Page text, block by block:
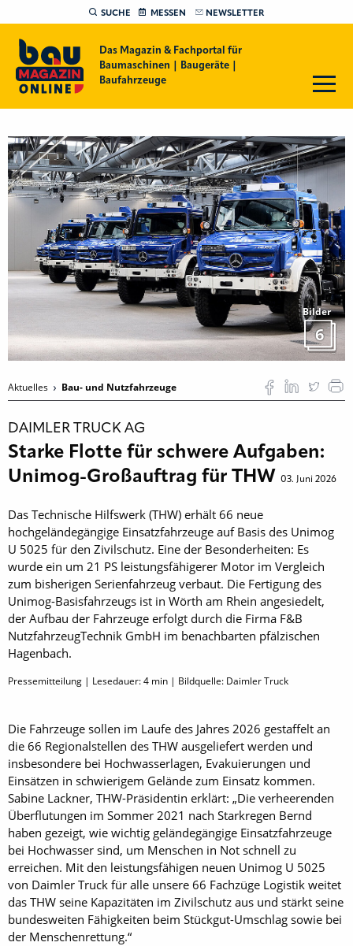
SUCHE MESSEN NEWSLETTER
Das Magazin & Fachportal für
Baumaschinen | Baugeräte |
Baufahrzeuge
Bilder
6
Aktuelles Bau- und Nutzfahrzeuge
DAIMLER TRUCK AG
Starke Flotte für schwere Aufgaben:
Unimog-Großauftrag für THW 03. Juni 2026
Das Technische Hilfswerk (THW) erhält 66 neue
hochgeländegängige Einsatzfahrzeuge auf Basis des Unimog
U 5025 für den Zivilschutz. Eine der Besonderheiten: Es
wurde ein um 21 PS leistungsfähigerer Motor im Vergleich
zum bisherigen Serienfahrzeug verbaut. Die Fertigung des
Unimog-Basisfahrzeugs ist in Wörth am Rhein angesiedelt,
der Aufbau der Fahrzeuge erfolgt durch die Firma F&B
NutzfahrzeugTechnik GmbH im benachbarten pfälzischen
Hagenbach.
Pressemitteilung | Lesedauer:4 min | Bildquelle: Daimler Truck
Die Fahrzeuge sollen im Laufe des Jahres 2026 gestaffelt an
die 66 Regionalstellen des THW ausgeliefert werden und
insbesondere bei Hochwasserlagen, Evakuierungen und
Einsätzen in schwierigem Gelände zum Einsatz kommen.
Sabine Lackner, THW-Präsidentin erklärt: „Die verheerenden
Überflutungen im Sommer 2021 nach Starkregen Bernd
haben gezeigt, wie wichtig geländegängige Einsatzfahrzeuge
bei Hochwasser sind, um Menschen in Not schnell zu
erreichen. Mit den leistungsfähigen neuen Unimog U 5025
von Daimler Truck für alle unsere 66 Fachzüge Logistik weitet
das THW seine Kapazitäten im Zivilschutz aus und stärkt seine
bundesweiten Fähigkeiten beim Stückgut-Umschlag sowie bei
der Menschenrettung.“